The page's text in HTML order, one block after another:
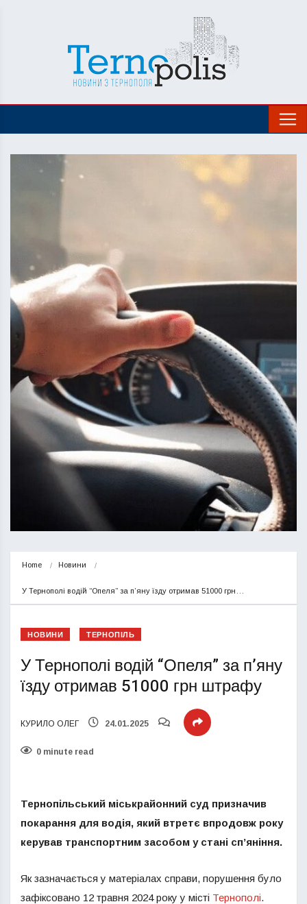
Home Новини
У Тернополі водій “Опеля” за п’яну їзду отримав 51000 грн…
НОВИНИ ТЕРНОПІЛЬ
У Тернополі водій “Опеля” за п’яну
їзду отримав 51000 грн штрафу
КУРИЛО ОЛЕГ 24.01.2025
0 minute read
Тернопільський міськрайонний суд призначив
покарання для водія, який втретє впродовж року
керував транспортним засобом у стані сп’яніння.
Як зазначається у матеріалах справи, порушення було
зафіксовано 12 травня 2024 року у місті Тернополі.